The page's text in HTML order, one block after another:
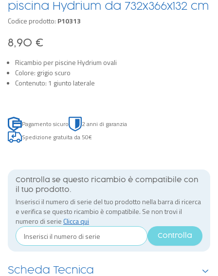
piscina Hydrium da 732x366x132 cm
Codice prodotto: P10313
8,90 €
Ricambio per piscine Hydrium ovali
Colore: grigio scuro
Contenuto: 1 giunto laterale
Pagamento sicuro
2 anni di garanzia
Spedizione gratuita da 50€
Controlla se questo ricambio è compatibile con
il tuo prodotto.
Inserisci il numero di serie del tuo prodotto nella barra di ricerca
e verifica se questo ricambio è compatibile. Se non trovi il
numero di serie Clicca qui
Controlla
Scheda Tecnica